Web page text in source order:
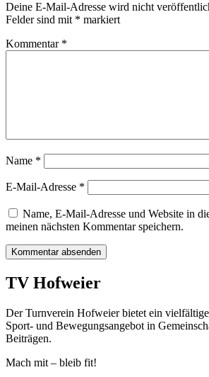
Deine E-Mail-Adresse wird nicht
Felder sind mit * markiert
Kommentar *
Name *
E-Mail-Adresse *
Name, E-Mail-Adresse und Website in
meinen nächsten Kommentar speichern.
TV Hofweier
Der Turnverein Hofweier bietet ein
Sport- und Bewegungsangebot in
Beiträgen.
Mach mit – bleib fit!